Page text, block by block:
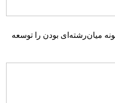
میان‌رشته‌ای بودن را توسعه